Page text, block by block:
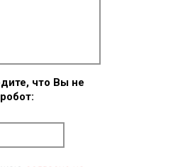
что Вы не
робот: